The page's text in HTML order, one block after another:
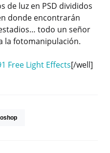
de luz en PSD divididos
donde encontrarán
todo un señor
la fotomanipulación.
Free Light Effects[/well]